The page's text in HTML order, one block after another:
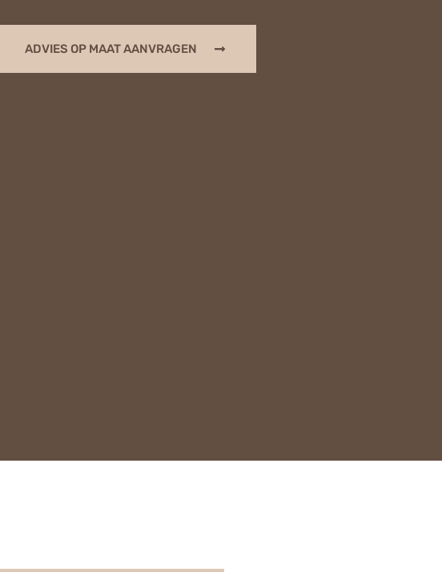
ADVIES OP MAAT AANVRAGEN